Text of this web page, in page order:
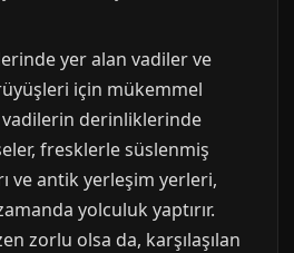
yer alan vadiler ve
için mükemmel
derinliklerinde
fresklerle süslenmiş
ve antik yerleşim yerleri,
yolculuk yaptırır.
zorlu olsa da, karşılaşılan